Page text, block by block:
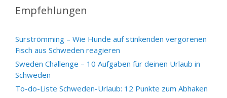
Empfehlungen
Surströmming – Wie Hunde auf stinkenden vergorenen
Fisch aus Schweden reagieren
Sweden Challenge – 10 Aufgaben für deinen Urlaub in
Schweden
To-do-Liste Schweden-Urlaub: 12 Punkte zum Abhaken